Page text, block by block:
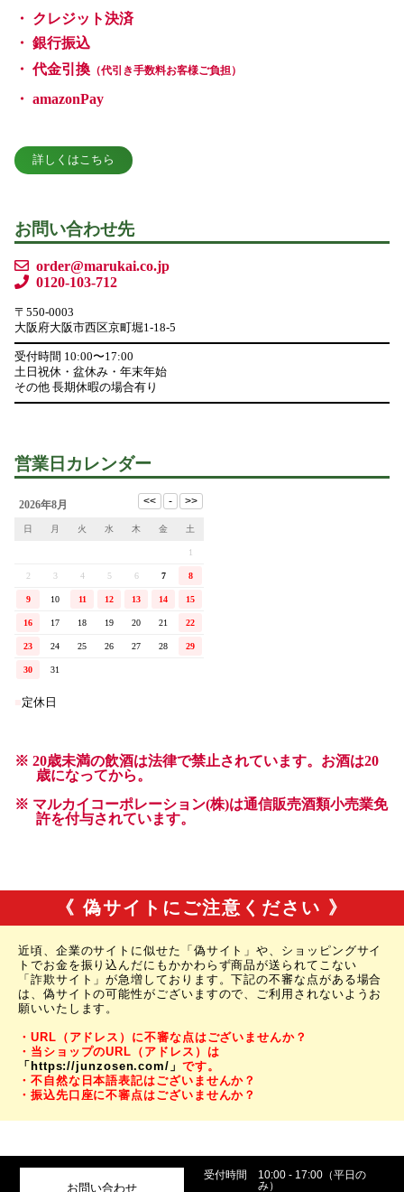
《 偽サイトにご注意ください 》
近頃、企業のサイトに似せた「偽サイト」や、ショッピングサイ
トでお金を振り込んだにもかかわらず商品が送られてこない
「詐欺サイト」が急増しております。下記の不審な点がある場合
は、偽サイトの可能性がございますので、ご利用されないようお
願いいたします。
・URL（アドレス）に不審な点はございませんか？
・当ショップのURL（アドレス）は
「https://junzosen.com/」 です。
・不自然な日本語表記はございませんか？
・振込先口座に不審点はございませんか？
お問い合わせ
受付時間
10:00 - 17:00（平日の
み）